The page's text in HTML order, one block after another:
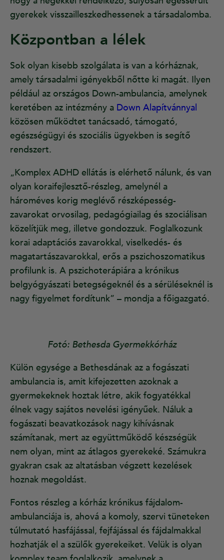
gyerekek visszailleszkedhessenek a társadalomba.
Központban a lélek
Sok olyan kisebb szolgálata is van a kórháznak,
amely társadalmi igényekből nőtte ki magát. Ilyen
például az országos Down-ambulancia, amelynek
keretében az intézmény a Down Alapítvánnyal
közösen működtet tanácsadó, támogató,
egészségügyi és szociális ügyekben is segítő
rendszert.
„Komplex ADHD ellátás is elérhető nálunk, és van
olyan koraifejlesztő-részleg, amelynél a
hároméves korig meglévő részképesség-
zavarokat orvosilag, pedagógiailag és szociálisan
közelítjük meg, illetve gondozzuk. Foglalkozunk
korai adaptációs zavarokkal, viselkedés- és
magatartászavarokkal, erős a pszichoszomatikus
profilunk is. A pszichoterápiára a krónikus
belgyógyászati betegségeknél és a sérüléseknél is
nagy figyelmet fordítunk” – mondja a főigazgató.
Fotó: Bethesda Gyermekkórház
Külön egysége a Bethesdának az a fogászati
ambulancia is, amit kifejezetten azoknak a
gyermekeknek hoztak létre, akik fogyatékkal
élnek vagy sajátos nevelési igényűek. Náluk a
fogászati beavatkozások nagy kihívásnak
számítanak, mert az együttműködő készségük
nem olyan, mint az átlagos gyerekeké. Számukra
gyakran csak az altatásban végzett kezelések
hoznak megoldást.
Fontos részleg a kórház krónikus fájdalom-
ambulanciája is, ahová a komoly, szervi tüneteken
túlmutató hasfájással, fejfájással és fájdalmakkal
hozhatják el a szülők gyerekeiket. Velük is olyan